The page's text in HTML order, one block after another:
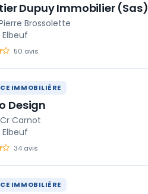
Dupuy Immobilier (Sas)
Brossolette
50 avis
IMMOBILIÈRE
Design
Carnot
34 avis
IMMOBILIÈRE